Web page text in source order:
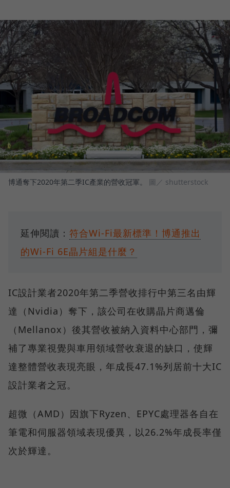
博通奪下2020年第二季IC產業的營收冠軍。 圖／ shutterstock
延伸閱讀： 符合Wi-Fi最新標準！博通推出
的Wi-Fi 6E晶片組是什麼？
IC設計業者2020年第二季營收排行中第三名由輝
達（Nvidia）奪下，該公司在收購晶片商邁倫
（Mellanox）後其營收被納入資料中心部門，彌
補了專業視覺與車用領域營收衰退的缺口，使輝
達整體營收表現亮眼，年成長47.1%列居前十大IC
設計業者之冠。
超微（AMD）因旗下Ryzen、EPYC處理器各自在
筆電和伺服器領域表現優異，以26.2%年成長率僅
次於輝達。